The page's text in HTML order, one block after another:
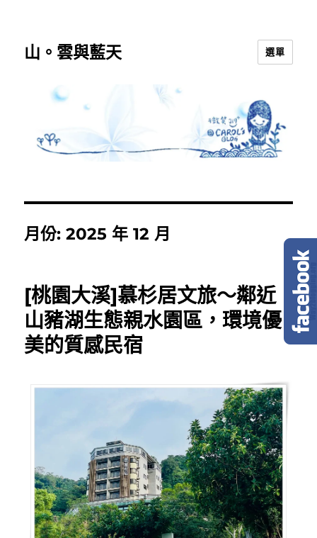
山。雲與藍天 選單
月份:2025 年 12 月
[桃園大溪]慕杉居文旅～鄰近
山豬湖生態親水園區，環境優
美的質感民宿